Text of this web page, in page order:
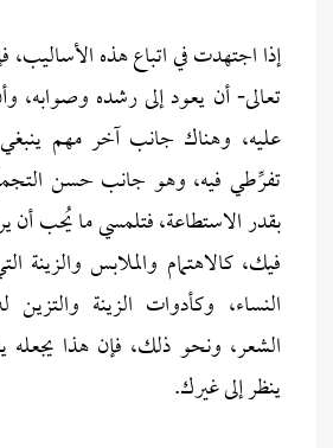
إذا اجتهدت في اتباع هذه الأساليب،
تعالى- أن يعود إلى رشده وصوابه،
عليه، وهناك جانب آخر مهم
تفرِّطي فيه، وهو جانب حسن
بقدر الاستطاعة، فتلمسي ما يُحب أن
فيك، كالاهتمام والملابس والزينة
النساء، وكأدوات الزينة
الشعر، ونحو ذلك، فإن هذا
ينظر إلى غيرك.